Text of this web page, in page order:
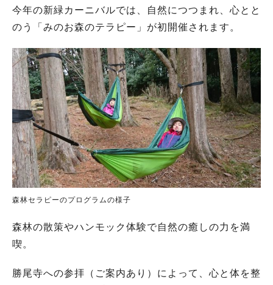
今年の新緑カーニバルでは、自然につつまれ、心とと
のう「みのお森のテラピー」が初開催されます。
森林セラピーのプログラムの様子
森林の散策やハンモック体験で自然の癒しの力を満
喫。
勝尾寺への参拝（ご案内あり）によって、心と体を整